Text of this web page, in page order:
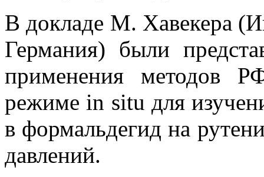
В докладе М. Хавекера
Германия) были
применения методов
режиме in situ для
в формальдегид на
давлений.